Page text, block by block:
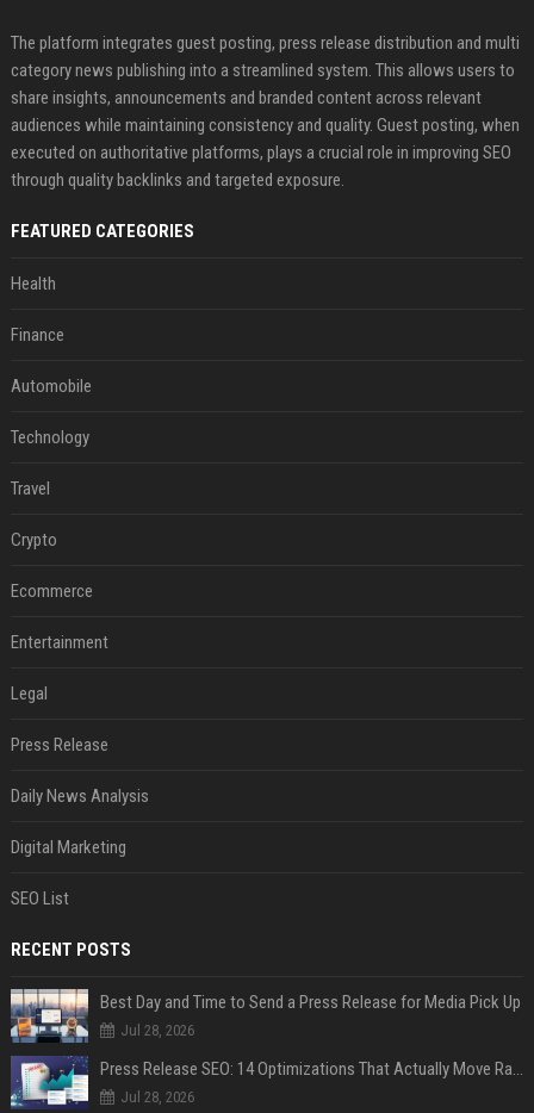
The platform integrates guest posting, press release distribution and multi
category news publishing into a streamlined system. This allows users to
share insights, announcements and branded content across relevant
audiences while maintaining consistency and quality. Guest posting, when
executed on authoritative platforms, plays a crucial role in improving SEO
through quality backlinks and targeted exposure.
FEATURED CATEGORIES
Health
Finance
Automobile
Technology
Travel
Crypto
Ecommerce
Entertainment
Legal
Press Release
Daily News Analysis
Digital Marketing
SEO List
RECENT POSTS
Best Day and Time to Send a Press Release for Media Pick Up
Jul 28, 2026
Press Release SEO: 14 Optimizations That Actually Move Rankings
Jul 28, 2026